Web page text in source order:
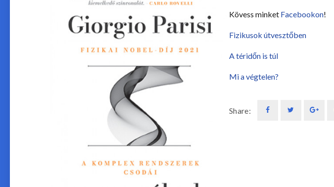
Kövess minket Facebookon!
Fizikusok útvesztőben
A téridőn is túl
Mi a végtelen?
Share: